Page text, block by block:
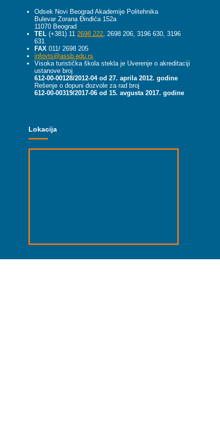
Odsek Novi Beograd Akademije Politehnika
Bulevar Zorana Đinđića 152a
11070 Beograd
TEL (+381) 112698 222, 2698 206, 3196 630, 3196
631
FAX 011/ 2698 205
infovts@assb.edu.rs
Visoka turistička škola stekla je Uverenje o akreditaciji
ustanove broj
612-00-00128/2012-04 od 27. aprila 2012. godine
Rešenje o dopuni dozvole za rad broj
612-00-00319/2017-06 od 15. avgusta 2017. godine
Lokacija